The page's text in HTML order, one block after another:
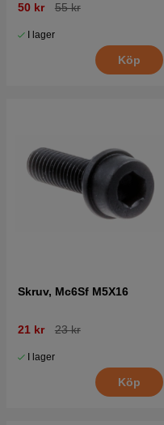
50 kr
55 kr
I lager
Köp
Skruv, Mc6Sf M5X16
21 kr 23 kr
I lager
Köp